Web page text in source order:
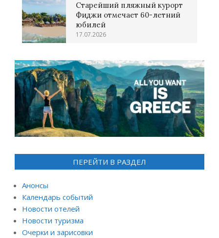
Старейший пляжный курорт
Фиджи отмечает 60-летний
юбилей
17.07.2026
ПЕРЕЙТИ В РАЗДЕЛ
Анонсы
Календарь событий
Новости отелей
Новости туризма
Очерки и зарисовки